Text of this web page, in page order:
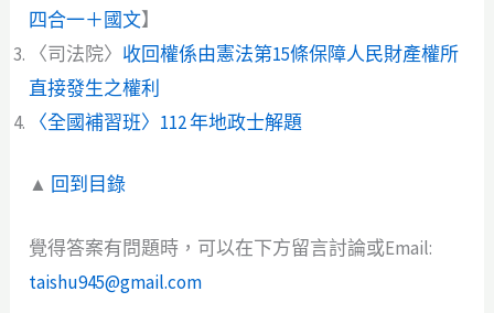
四合一＋國文】
〈司法院〉 收回權係由憲法第15條保障人民財產權所
直接發生之權利
〈全國補習班〉112 年地政士解題
▲ 回到目錄
覺得答案有問題時，可以在下方留言討論或Email:
taishu945@gmail.com